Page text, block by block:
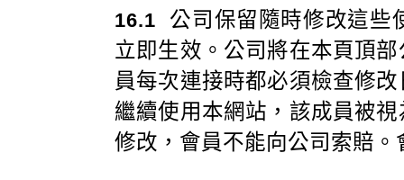
16.1 公司保留隨時修改這些
立即生效。公司將在本頁頂
員每次連接時都必須檢查修
繼續使用本網站，該成員被
修改，會員不能向公司索賠